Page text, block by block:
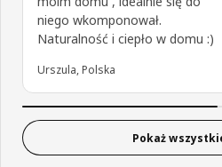
niego wkomponował.
Naturalność i ciepło w domu :)
Urszula, Polska
Pokaż